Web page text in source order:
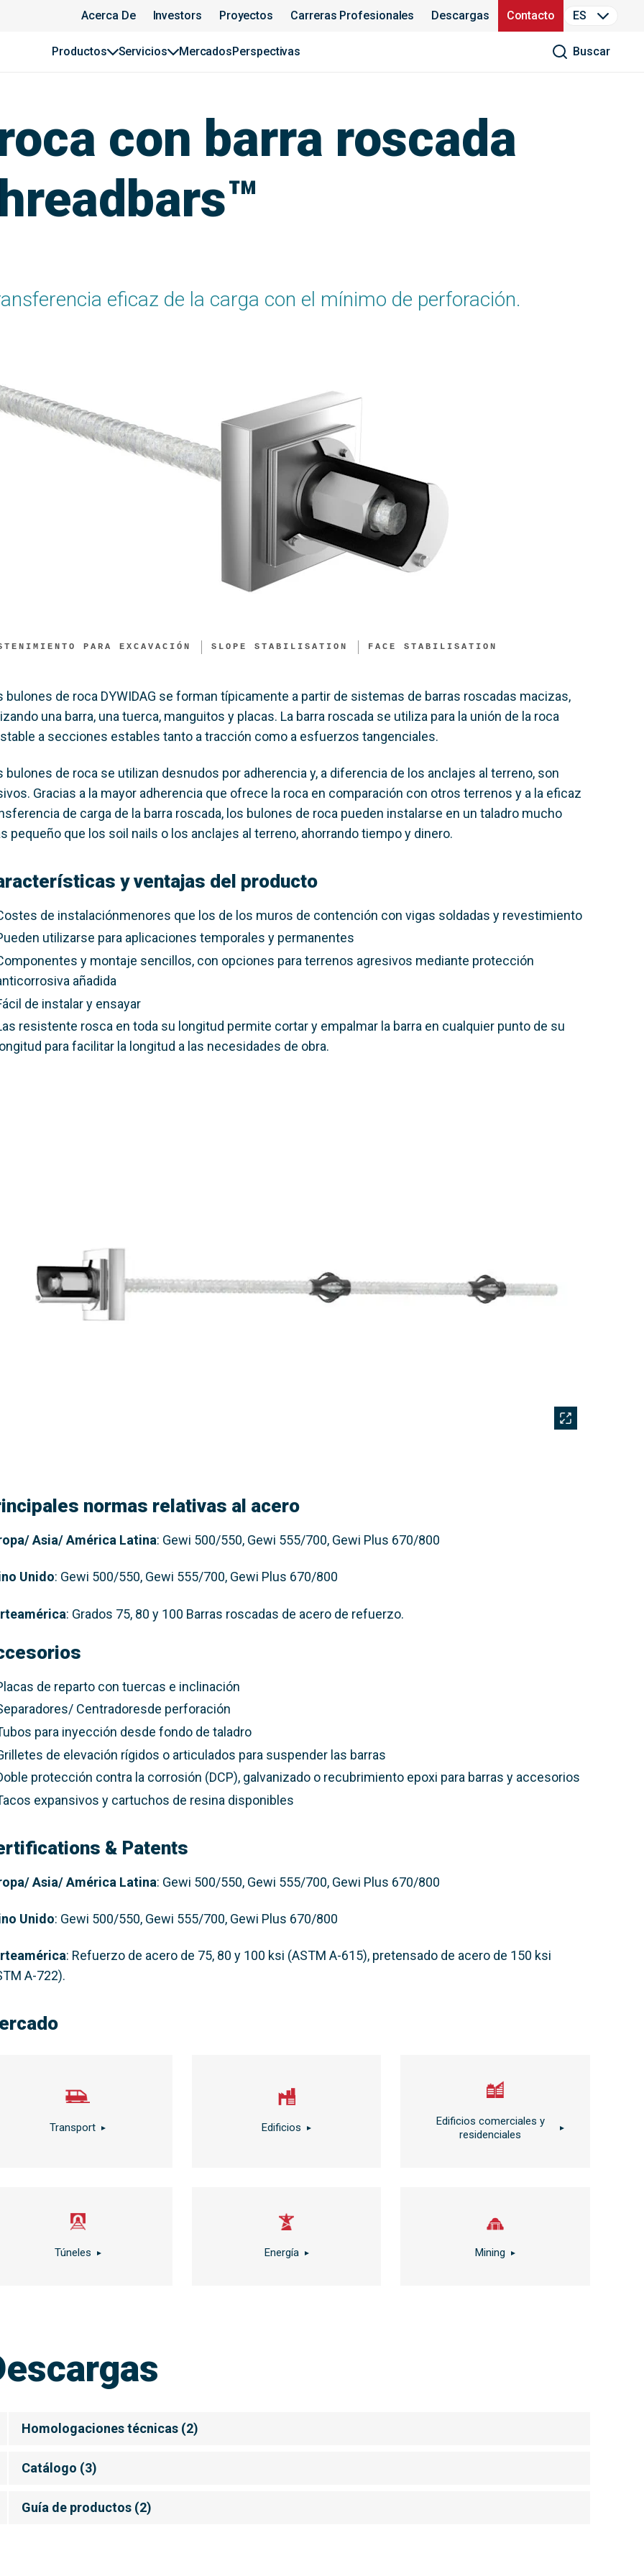
Acerca De Investors Proyectos Carreras Profesionales Descargas Contacto ES
Productos Servicios MercadosPerspectivas Buscar
con barra roscada
eficaz de la carga con el mínimo de perforación.
PARA EXCAVACIÓN SLOPE STABILISATION FACE STABILISATION​
bulones de roca DYWIDAG se forman típicamente a partir de sistemas de barras roscadas macizas,
una barra, una tuerca, manguitos y placas. La barra roscada se utiliza para la unión de la roca
a secciones estables tanto a tracción como a esfuerzos tangenciales.
bulones de roca se utilizan desnudos por adherencia y, a diferencia de los anclajes al terreno, son
Gracias a la mayor adherencia que ofrece la roca en comparación con otros terrenos y a la eficaz
de carga de la barra roscada, los bulones de roca pueden instalarse en un taladro mucho
pequeño que los soil nails o los anclajes al terreno, ahorrando tiempo y dinero.
y ventajas del producto
de instalaciónmenores que los de los muros de contención con vigas soldadas y revestimiento
utilizarse para aplicaciones temporales y permanentes
y montaje sencillos, con opciones para terrenos agresivos mediante protección
añadida
de instalar y ensayar
resistente rosca en toda su longitud permite cortar y empalmar la barra en cualquier punto de su
longitud para facilitar la longitud a las necesidades de obra.
normas relativas al acero
Asia/ América Latina: Gewi 500/550, Gewi 555/700, Gewi Plus 670/800
Unido: Gewi 500/550, Gewi 555/700, Gewi Plus 670/800
: Grados 75, 80 y 100 Barras roscadas de acero de refuerzo.
de reparto con tuercas e inclinación
Centradoresde perforación
para inyección desde fondo de taladro
de elevación rígidos o articulados para suspender las barras
protección contra la corrosión (DCP), galvanizado o recubrimiento epoxi para barras y accesorios
expansivos y cartuchos de resina disponibles
& Patents
Asia/ América Latina: Gewi 500/550, Gewi 555/700, Gewi Plus 670/800
Unido: Gewi 500/550, Gewi 555/700, Gewi Plus 670/800
: Refuerzo de acero de 75, 80 y 100 ksi (ASTM A-615), pretensado de acero de 150 ksi
A-722).
Transport Edificios
Edificios comerciales y
residenciales
Túneles Energía Mining
Homologaciones técnicas (2)
Catálogo (3)
Guía de productos (2)